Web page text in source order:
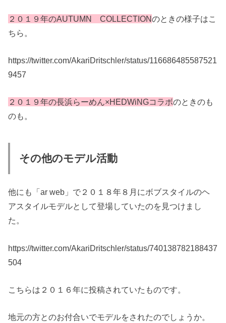
２０１９年のAUTUMN COLLECTIONのときの様子はこ
ちら。
https://twitter.com/AkariDritschler/status/116686485587521
9457
２０１９年の長浜らーめん×HEDWiNGコラボのときのも
のも。
その他のモデル活動
他にも「ar web」で２０１８年８月にボブスタイルのヘ
アスタイルモデルとして登場していたのを見つけまし
た。
https://twitter.com/AkariDritschler/status/740138782188437
504
こちらは２０１６年に投稿されていたものです。
地元の方とのお付合いでモデルをされたのでしょうか。